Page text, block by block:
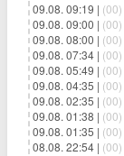
09.08. 09:19 | (00)
09.08. 09:00 | (00)
09.08. 08:00 | (00)
09.08. 07:34 | (00)
09.08. 05:49 | (00)
09.08. 04:35 | (00)
09.08. 02:35 | (00)
09.08. 01:38 | (00)
09.08. 01:35 | (00)
08.08. 22:54 | (00)